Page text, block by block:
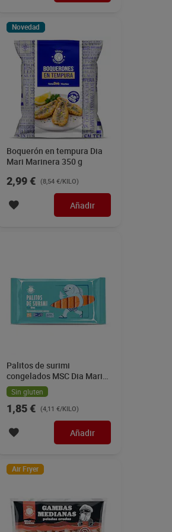
Novedad
Boquerón en tempura Dia
Mari Marinera 350 g
2,99 € (8,54 €/KILO)
Añadir
Palitos de surimi
congelados MSC Dia Mari
Marinera 450 g
Sin gluten
1,85 € (4,11 €/KILO)
Añadir
Air Fryer